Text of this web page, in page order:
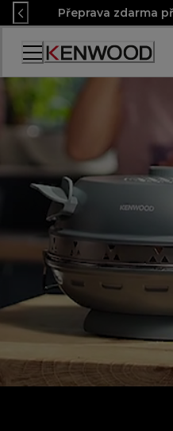
Skip
to
Content
Přeprava zdarma
Accessibility
Statement